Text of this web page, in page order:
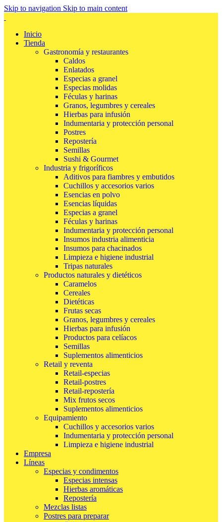
Skip to navigation Skip to main content
Inicio
Tienda
Gastronomía y restaurantes
Caldos
Enlatados
Especias a granel
Especias molidas
Féculas y harinas
Granos, legumbres y cereales
Hierbas para infusión
Indumentaria y protección personal
Postres
Repostería
Semillas
Sushi & Gourmet
Industria y frigoríficos
Aditivos para fiambres y embutidos
Cuchillos y accesorios varios
Esencias en polvo
Esencias líquidas
Especias a granel
Féculas y harinas
Indumentaria y protección personal
Insumos industria alimenticia
Insumos para chacinados
Limpieza e higiene industrial
Tripas naturales
Productos naturales y dietéticos
Caramelos
Cereales
Dietéticas
Frutas secas
Granos, legumbres y cereales
Hierbas para infusión
Productos para celíacos
Semillas
Suplementos alimenticios
Retail y reventa
Retail-especias
Retail-postres
Retail-repostería
Mix frutos secos
Suplementos alimenticios
Equipamiento
Cuchillos y accesorios varios
Indumentaria y protección personal
Limpieza e higiene industrial
Empresa
Líneas
Especias y condimentos
Especias intensas
Hierbas aromáticas
Repostería
Mezclas listas
Postres para preparar